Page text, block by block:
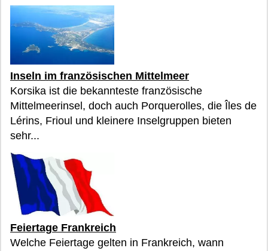
Inseln im französischen Mittelmeer
Korsika ist die bekannteste französische
Mittelmeerinsel, doch auch Porquerolles, die Îles de
Lérins, Frioul und kleinere Inselgruppen bieten
sehr...
Feiertage Frankreich
Welche Feiertage gelten in Frankreich, wann